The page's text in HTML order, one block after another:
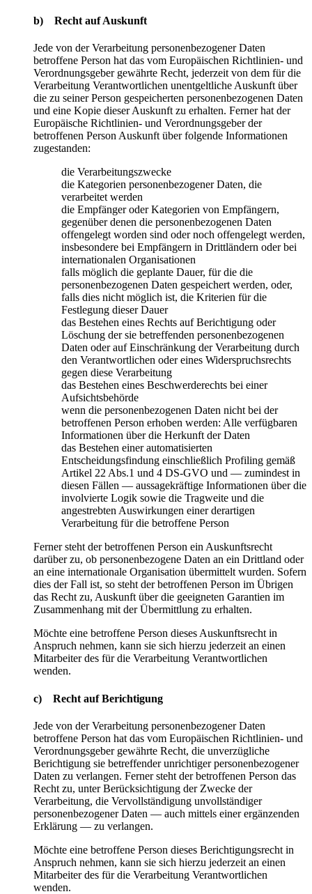
b) Recht auf Auskunft
Jede von der Verarbeitung personenbezogener Daten
betroffene Person hat das vom Europäischen Richtlinien- und
Verordnungsgeber gewährte Recht, jederzeit von dem für die
Verarbeitung Verantwortlichen unentgeltliche Auskunft über
die zu seiner Person gespeicherten personenbezogenen Daten
und eine Kopie dieser Auskunft zu erhalten. Ferner hat der
Europäische Richtlinien- und Verordnungsgeber der
betroffenen Person Auskunft über folgende Informationen
zugestanden:
die Verarbeitungszwecke
die Kategorien personenbezogener Daten, die
verarbeitet werden
die Empfänger oder Kategorien von Empfängern,
gegenüber denen die personenbezogenen Daten
offengelegt worden sind oder noch offengelegt werden,
insbesondere bei Empfängern in Drittländern oder bei
internationalen Organisationen
falls möglich die geplante Dauer, für die die
personenbezogenen Daten gespeichert werden, oder,
falls dies nicht möglich ist, die Kriterien für die
Festlegung dieser Dauer
das Bestehen eines Rechts auf Berichtigung oder
Löschung der sie betreffenden personenbezogenen
Daten oder auf Einschränkung der Verarbeitung durch
den Verantwortlichen oder eines Widerspruchsrechts
gegen diese Verarbeitung
das Bestehen eines Beschwerderechts bei einer
Aufsichtsbehörde
wenn die personenbezogenen Daten nicht bei der
betroffenen Person erhoben werden: Alle verfügbaren
Informationen über die Herkunft der Daten
das Bestehen einer automatisierten
Entscheidungsfindung einschließlich Profiling gemäß
Artikel 22 Abs.1 und 4 DS-GVO und — zumindest in
diesen Fällen — aussagekräftige Informationen über die
involvierte Logik sowie die Tragweite und die
angestrebten Auswirkungen einer derartigen
Verarbeitung für die betroffene Person
Ferner steht der betroffenen Person ein Auskunftsrecht
darüber zu, ob personenbezogene Daten an ein Drittland oder
an eine internationale Organisation übermittelt wurden. Sofern
dies der Fall ist, so steht der betroffenen Person im Übrigen
das Recht zu, Auskunft über die geeigneten Garantien im
Zusammenhang mit der Übermittlung zu erhalten.
Möchte eine betroffene Person dieses Auskunftsrecht in
Anspruch nehmen, kann sie sich hierzu jederzeit an einen
Mitarbeiter des für die Verarbeitung Verantwortlichen
wenden.
c) Recht auf Berichtigung
Jede von der Verarbeitung personenbezogener Daten
betroffene Person hat das vom Europäischen Richtlinien- und
Verordnungsgeber gewährte Recht, die unverzügliche
Berichtigung sie betreffender unrichtiger personenbezogener
Daten zu verlangen. Ferner steht der betroffenen Person das
Recht zu, unter Berücksichtigung der Zwecke der
Verarbeitung, die Vervollständigung unvollständiger
personenbezogener Daten — auch mittels einer ergänzenden
Erklärung — zu verlangen.
Möchte eine betroffene Person dieses Berichtigungsrecht in
Anspruch nehmen, kann sie sich hierzu jederzeit an einen
Mitarbeiter des für die Verarbeitung Verantwortlichen
wenden.